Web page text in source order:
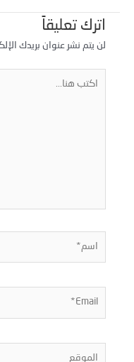
اترك تعليقاً
لن يتم نشر عنوان بريدك الإلكتروني.